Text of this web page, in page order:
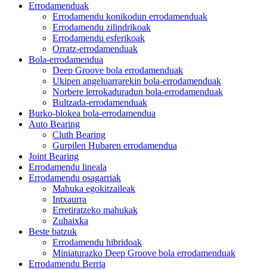
Errodamenduak
Errodamendu konikodun errodamenduak
Errodamendu zilindrikoak
Errodamendu esferikoak
Orratz-errodamenduak
Bola-errodamendua
Deep Groove bola errodamenduak
Ukipen angeluarrarekin bola-errodamenduak
Norbere lerrokaduradun bola-errodamenduak
Bultzada-errodamenduak
Burko-blokea bola-errodamendua
Auto Bearing
Cluth Bearing
Gurpilen Hubaren errodamendua
Joint Bearing
Errodamendu lineala
Errodamendu osagarriak
Mahuka egokitzaileak
Intxaurra
Erretiratzeko mahukak
Zuhaixka
Beste batzuk
Errodamendu hibridoak
Miniaturazko Deep Groove bola errodamenduak
Errodamendu Berria